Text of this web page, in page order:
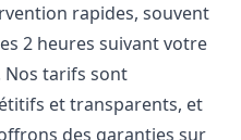
rapides, souvent
2 heures suivant votre
Nos tarifs sont
et transparents, et
des garanties sur